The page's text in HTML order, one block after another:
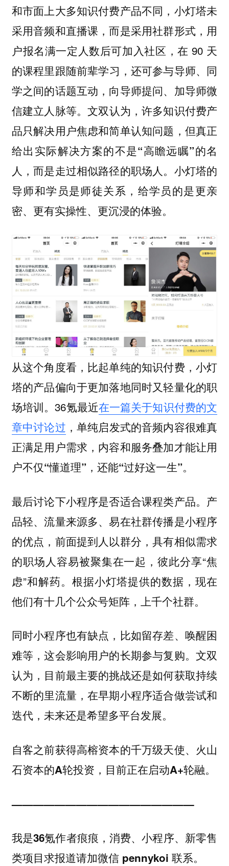
和市面上大多知识付费产品不同，小灯塔未
采用音频和直播课，而是采用社群形式，用
户报名满一定人数后可加入社区，在 90 天
的课程里跟随前辈学习，还可参与导师、同
学之间的话题互动，向导师提问、加导师微
信建立人脉等。文双认为，许多知识付费产
品只解决用户焦虑和简单认知问题，但真正
给出实际解决方案的不是“高瞻远瞩”的名
人，而是走过相似路径的职场人。小灯塔的
导师和学员是师徒关系，给学员的是更亲
密、更有实操性、更沉浸的体验。
从这个角度看，比起单纯的知识付费，小灯
塔的产品偏向于更加落地同时又轻量化的职
场培训。36氪最近在一篇关于知识付费的文
章中讨论过 ， 单纯启发式的音频内容很难真
正满足用户需求，内容和服务叠加才能让用
户不仅“懂道理”，还能“过好这一生”。
最后讨论下小程序是否适合课程类产品。产
品轻、流量来源多、易在社群传播是小程序
的优点，前面提到人以群分，具有相似需求
的职场人容易被聚集在一起，彼此分享“焦
虑”和解药。根据小灯塔提供的数据，现在
他们有十几个公众号矩阵，上千个社群。
同时小程序也有缺点，比如留存差、唤醒困
难等，这会影响用户的长期参与复购。文双
认为，目前最主要的挑战还是如何获取持续
不断的里流量，在早期小程序适合做尝试和
迭代，未来还是希望多平台发展。
自客之前获得高榕资本的千万级天使、火山
石资本的A轮投资，目前正在启动A+轮融。
—————————————————
我是36氪作者痕痕，消费、小程序、新零售
类项目求报道请加微信 pennykoi 联系。